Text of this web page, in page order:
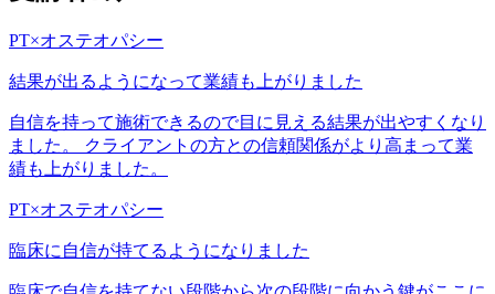
PT×オステオパシー
結果が出るようになって業績も上がりました
自信を持って施術できるので目に見える結果が出やすくなり
ました。 クライアントの方との信頼関係がより高まって業
績も上がりました。
PT×オステオパシー
臨床に自信が持てるようになりました